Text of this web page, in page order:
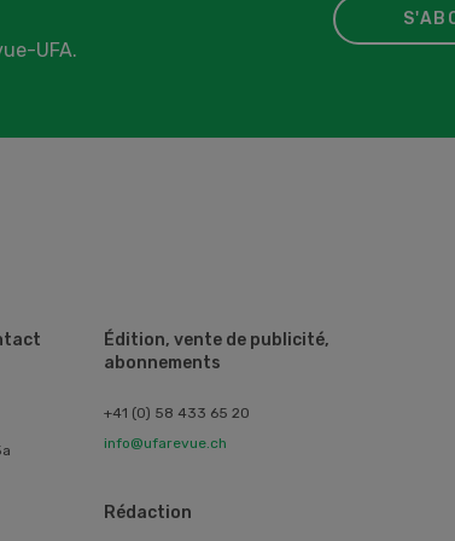
UFA.
Édition, vente de publicité,
abonnements
+41 (0) 58 433 65 20
info@ufarevue.ch
Rédaction